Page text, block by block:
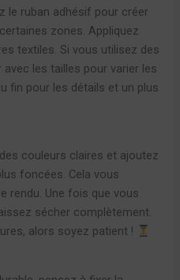
le ruban adhésif pour créer
zones. Appliquez
textiles. Si vous utilisez des
avec les tailles pour varier les
fin pour les détails et un plus
couleurs claires et ajoutez
foncées. Cela vous
rendu. Une fois que vous
sécher complètement.
alors soyez patient !